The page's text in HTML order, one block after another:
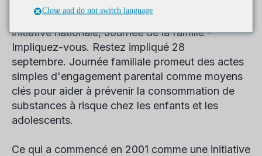
CADCA s'associe à CASAColumbia pour leur
initiative nationale,Journée de la famille -
Impliquez-vous. Restez impliqué 28
septembre. Journée familiale promeut des actes
simples d'engagement parental comme moyens
clés pour aider à prévenir la consommation de
substances à risque chez les enfants et les
adolescents.
Ce qui a commencé en 2001 comme une initiative
Close and do not switch language